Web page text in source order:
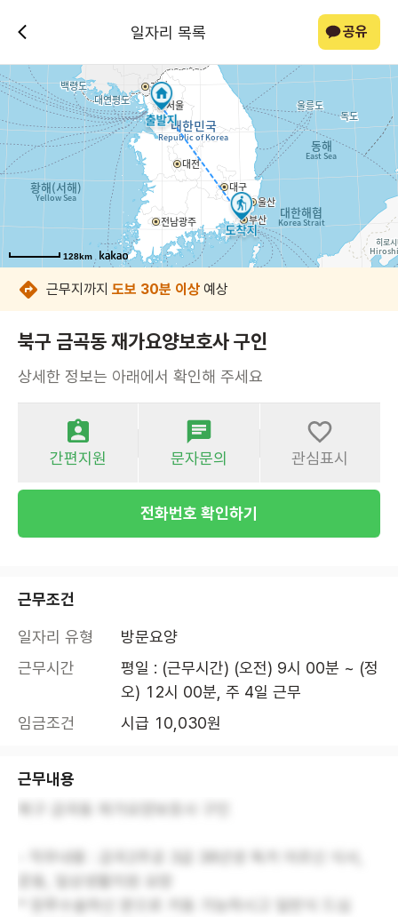
일자리 목록 공유
128km
128km
128km
128km
128km
128km
128km
근무지까지 도보 30분 이상 예상
북구 금곡동 재가요양보호사 구인
상세한 정보는 아래에서 확인해 주세요
간편지원 문자문의 관심표시
전화번호 확인하기
근무조건
일자리 유형
방문요양
근무시간
평일 : (근무시간) (오전) 9시 00분 ~ (정
오) 12시 00분, 주 4일 근무
임금조건
시급 10,030원
근무내용
* 장루수술하신 분으로 거동 가능하시고 일반식 드심